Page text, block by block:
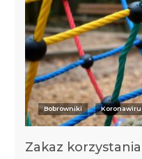
Bobrowniki
Zakaz